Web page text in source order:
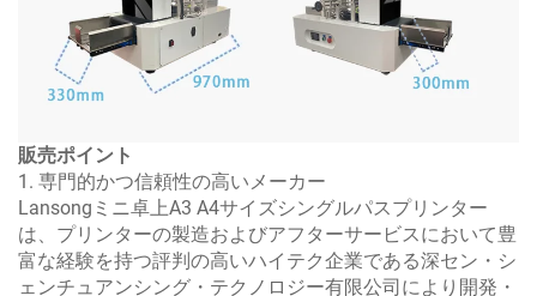
販売ポイント
1. 専門的かつ信頼性の高いメーカー
Lansongミニ卓上A3 A4サイズシングルパスプリンター
は、プリンターの製造およびアフターサービスにおいて豊
富な経験を持つ評判の高いハイテク企業である深セン・シ
ェンチュアンシング・テクノロジー有限公司により開発・